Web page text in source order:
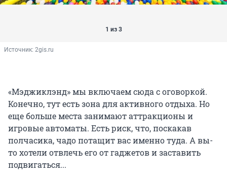
1 из 3
Источник: 2gis.ru
«Мэджиклэнд» мы включаем сюда с оговоркой.
Конечно, тут есть зона для активного отдыха. Но
еще больше места занимают аттракционы и
игровые автоматы. Есть риск, что, поскакав
полчасика, чадо потащит вас именно туда. А вы-
то хотели отвлечь его от гаджетов и заставить
подвигаться...